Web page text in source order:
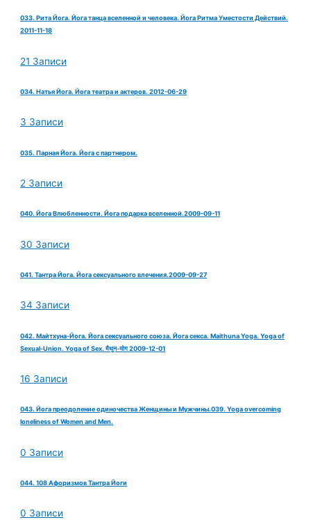
033. Рита Йога. Йога танца вселенной и человека. Йога Ритма Уместости Действий.
2011-11-18
21 Записи
034. Натья Йога. Йога театра и актеров. 2012-06-29
3 Записи
035. Парная Йога. Йога с партнером.
2 Записи
040. Йога Влюбленности. Йога подарка вселенной.2009-09-11
30 Записи
041. Тантра Йога. Йога сексуального влечения.2009-09-27
34 Записи
042. Майтхуна-Йога. Йога сексуального союза. Йога секса. Maithuna Yoga. Yoga of
Sexual-Union. Yoga of Sex. मैथुन-योग 2009-12-01
16 Записи
043. Йога преодоление одиночества Женщины и Мужчины.039. Yoga overcoming
loneliness of Women and Men.
0 Записи
044. 108 Афоризмов Тантра Йоги
0 Записи